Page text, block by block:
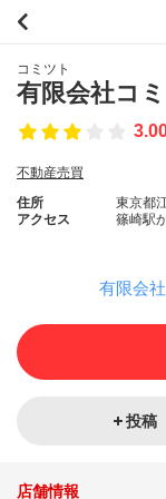
コミツト
有限会社コ
不動産売買
住所
東京都
アクセス
篠崎駅
有限会
投稿
店舗情報